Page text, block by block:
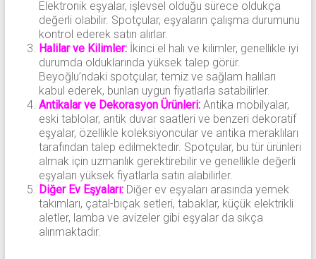
Elektronik eşyalar, işlevsel olduğu sürece oldukça
değerli olabilir. Spotçular, eşyaların çalışma durumunu
kontrol ederek satın alırlar.
Halilar ve Kilimler:İkinci el halı ve kilimler, genellikle iyi
durumda olduklarında yüksek talep görür.
Beyoğlu’ndaki spotçular, temiz ve sağlam halıları
kabul ederek, bunları uygun fiyatlarla satabilirler.
Antikalar ve Dekorasyon Ürünleri:Antika mobilyalar,
eski tablolar, antik duvar saatleri ve benzeri dekoratif
eşyalar, özellikle koleksiyoncular ve antika meraklıları
tarafından talep edilmektedir. Spotçular, bu tür ürünleri
almak için uzmanlık gerektirebilir ve genellikle değerli
eşyaları yüksek fiyatlarla satın alabilirler.
Diğer Ev Eşyaları:Diğer ev eşyaları arasında yemek
takımları, çatal-bıçak setleri, tabaklar, küçük elektrikli
aletler, lamba ve avizeler gibi eşyalar da sıkça
alınmaktadır.